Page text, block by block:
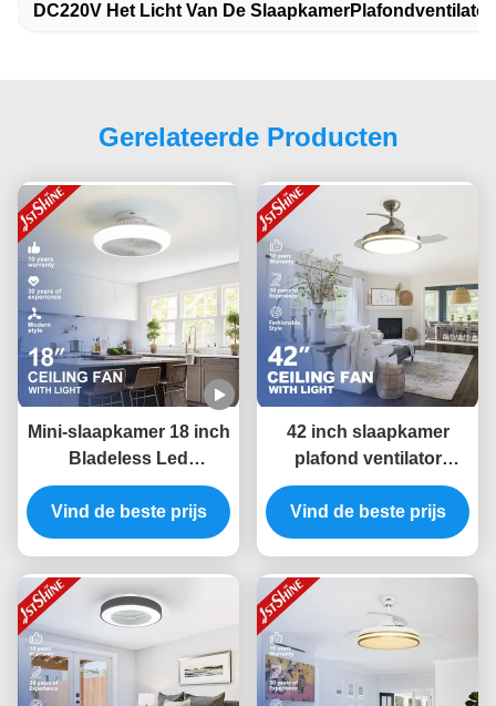
DC220V Het Licht Van De SlaapkamerPlafondventilator
Gerelateerde Producten
Mini-slaapkamer 18 inch
Bladeless Led
Plafondventilator Dc
Motor 6 snelheid
afstandsbediening
Vind de beste prijs
42 inch slaapkamer
plafond ventilator
controle onzichtbare
kamer ventilator licht
laag geluid
Vind de beste prijs